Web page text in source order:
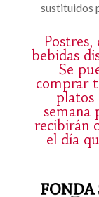
sustituidos
Postres,
bebidas
Se
comprar
platos
semana
recibirán
el día